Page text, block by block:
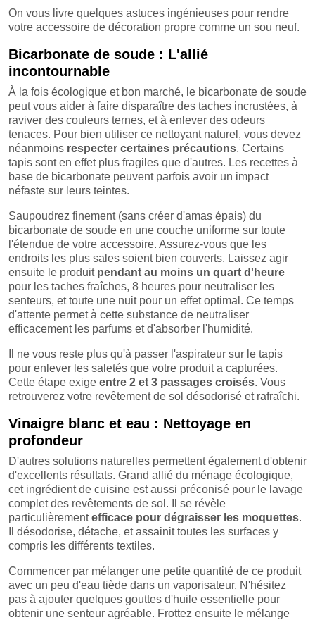
On vous livre quelques astuces ingénieuses pour rendre
votre accessoire de décoration propre comme un sou neuf.
Bicarbonate de soude : L'allié
incontournable
À la fois écologique et bon marché, le bicarbonate de soude
peut vous aider à faire disparaître des taches incrustées, à
raviver des couleurs ternes, et à enlever des odeurs
tenaces. Pour bien utiliser ce nettoyant naturel, vous devez
néanmoins respecter certaines précautions. Certains
tapis sont en effet plus fragiles que d'autres. Les recettes à
base de bicarbonate peuvent parfois avoir un impact
néfaste sur leurs teintes.
Saupoudrez finement (sans créer d'amas épais) du
bicarbonate de soude en une couche uniforme sur toute
l'étendue de votre accessoire. Assurez-vous que les
endroits les plus sales soient bien couverts. Laissez agir
ensuite le produit pendant au moins un quart d'heure
pour les taches fraîches, 8 heures pour neutraliser les
senteurs, et toute une nuit pour un effet optimal. Ce temps
d'attente permet à cette substance de neutraliser
efficacement les parfums et d'absorber l'humidité.
Il ne vous reste plus qu'à passer l'aspirateur sur le tapis
pour enlever les saletés que votre produit a capturées.
Cette étape exige entre 2 et 3 passages croisés. Vous
retrouverez votre revêtement de sol désodorisé et rafraîchi.
Vinaigre blanc et eau : Nettoyage en
profondeur
D'autres solutions naturelles permettent également d'obtenir
d'excellents résultats. Grand allié du ménage écologique,
cet ingrédient de cuisine est aussi préconisé pour le lavage
complet des revêtements de sol. Il se révèle
particulièrementefficace pour dégraisser les moquettes.
Il désodorise, détache, et assainit toutes les surfaces y
compris les différents textiles.
Commencer par mélanger une petite quantité de ce produit
avec un peu d'eau tiède dans un vaporisateur. N'hésitez
pas à ajouter quelques gouttes d'huile essentielle pour
obtenir une senteur agréable. Frottez ensuite le mélange